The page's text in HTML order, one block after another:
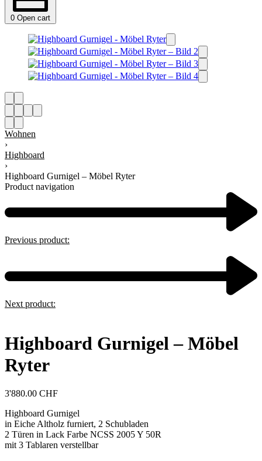
0 Open cart
Wohnen
›
Highboard
›
Highboard Gurnigel – Möbel Ryter
Product navigation
Previous product:
Next product:
Highboard Gurnigel – Möbel
Ryter
3'880.00 CHF
Highboard Gurnigel
in Eiche Altholz furniert, 2 Schubladen
2 Türen in Lack Farbe NCSS 2005 Y 50R
mit 3 Tablaren verstellbar